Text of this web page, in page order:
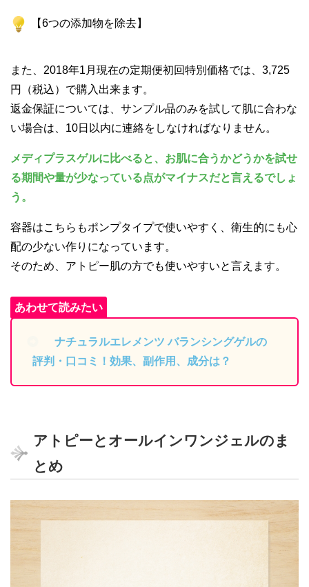
【6つの添加物を除去】
また、2018年1月現在の定期便初回特別価格では、3,725
円（税込）で購入出来ます。
返金保証については、サンプル品のみを試して肌に合わな
い場合は、10日以内に連絡をしなければなりません。
メディプラスゲルに比べると、お肌に合うかどうかを試せ
る期間や量が少なっている点がマイナスだと言えるでしょ
う。
容器はこちらもポンプタイプで使いやすく、衛生的にも心
配の少ない作りになっています。
そのため、アトピー肌の方でも使いやすいと言えます。
ナチュラルエレメンツ バランシングゲルの
評判・口コミ！効果、副作用、成分は？
アトピーとオールインワンジェルのま
とめ